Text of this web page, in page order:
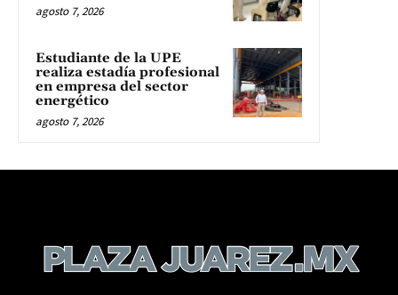
agosto 7, 2026
Estudiante de la UPE
realiza estadía profesional
en empresa del sector
energético
agosto 7, 2026